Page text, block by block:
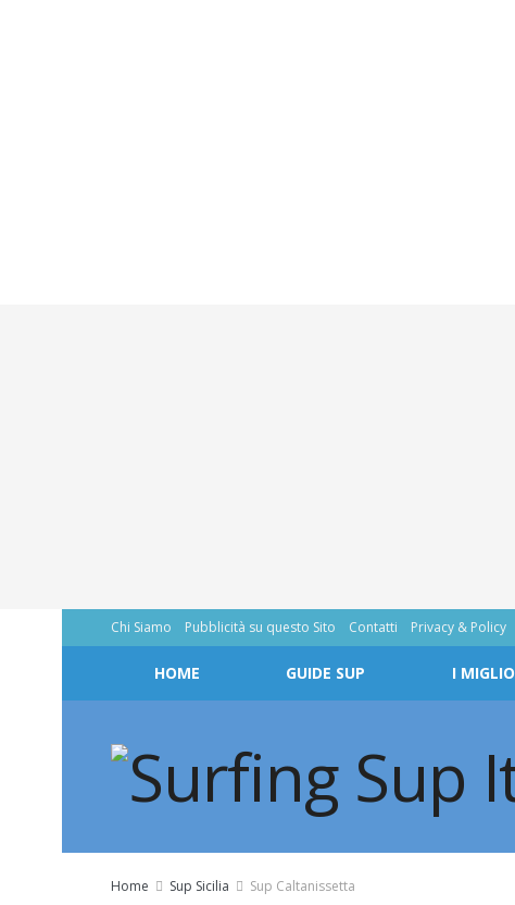
Chi Siamo Pubblicità su questo Sito Contatti Privacy & Policy
HOME GUIDE SUP I
Home Sup Sicilia Sup Caltanissetta